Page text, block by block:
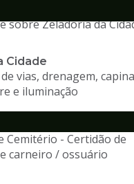
Cidade
vias, drenagem,
e iluminação